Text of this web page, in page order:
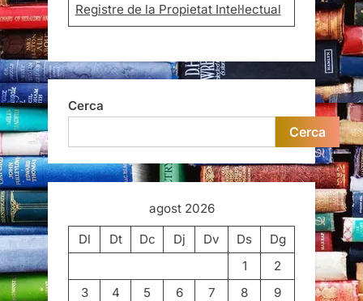
Registre de la Propietat Intel·lectual
Cerca
Cerca
agost 2026
Dl
Dt Dc Dj Dv Ds
Dg
1
2
3
4 5 6 7 8
9